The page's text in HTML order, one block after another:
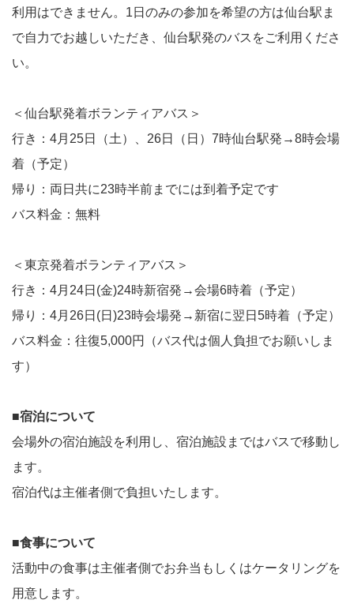
利用はできません。1日のみの参加を希望の方は仙台駅ま
で自力でお越しいただき、仙台駅発のバスをご利用くださ
い。
＜仙台駅発着ボランティアバス＞
行き：4月25日（土）、26日（日）7時仙台駅発→8時会場
着（予定）
帰り：両日共に23時半前までには到着予定です
バス料金：無料
＜東京発着ボランティアバス＞
行き：4月24日(金)24時新宿発→会場6時着（予定）
帰り：4月26日(日)23時会場発→新宿に翌日5時着（予定）
バス料金：往復5,000円（バス代は個人負担でお願いしま
す）
■宿泊について
会場外の宿泊施設を利用し、宿泊施設まではバスで移動し
ます。
宿泊代は主催者側で負担いたします。
■食事について
活動中の食事は主催者側でお弁当もしくはケータリングを
用意します。